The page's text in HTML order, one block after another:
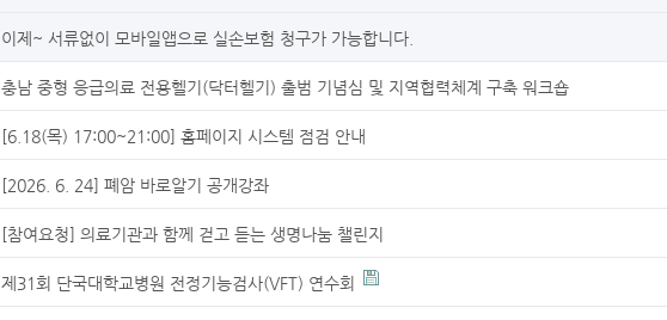
이제~ 서류없이 모바일앱으로 실손보험 청구가 가능합니다.
충남 중형 응급의료 전용헬기(닥터헬기) 출범 기념심 및 지역협력체계 구축 워크숍
[6.18(목) 17:00~21:00] 홈페이지 시스템 점검 안내
[2026. 6. 24] 폐암 바로알기 공개강좌
[참여요청] 의료기관과 함께 걷고 듣는 생명나눔 챌린지
제31회 단국대학교병원 전정기능검사(VFT) 연수회